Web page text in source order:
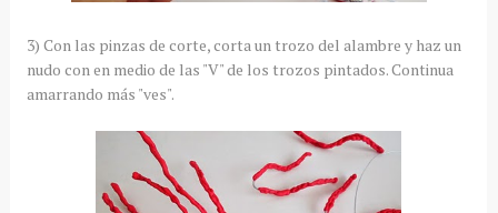
3) Con las pinzas de corte, corta un trozo del alambre y haz un
nudo con en medio de las "V" de los trozos pintados. Continua
amarrando más "ves".